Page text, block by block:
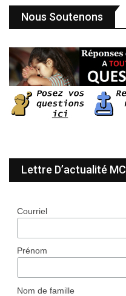
Nous Soutenons
Lettre D’actualité MC
Courriel
Prénom
Nom de famille